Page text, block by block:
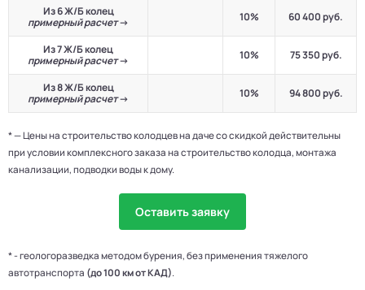
Из 6 Ж/Б колец
примерный расчет-> 10% 60 400 руб.
Из 7 Ж/Б колец
примерный расчет-> 10% 75 350 руб.
Из 8 Ж/Б колец
примерный расчет-> 10% 94 800 руб.
* — Цены на строительство колодцев на даче со скидкой действительны
при условии комплексного заказа на строительство колодца, монтажа
канализации, подводки воды к дому.
Оставить заявку
* - геологоразведка методом бурения, без применения тяжелого
автотранспорта (до 100 км от КАД).